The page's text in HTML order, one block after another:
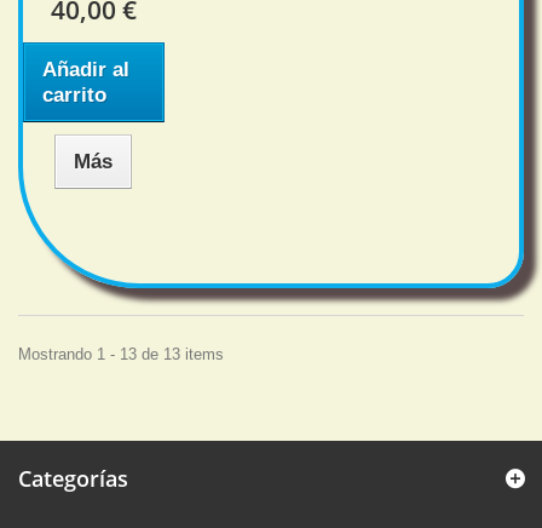
40,00 €
Añadir al
carrito
Más
Mostrando 1 - 13 de 13 items
Categorías